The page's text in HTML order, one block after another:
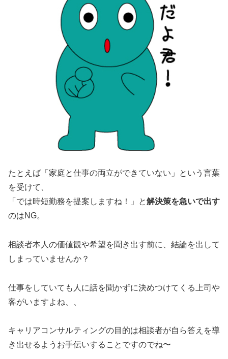
たとえば「家庭と仕事の両立ができていない」という言葉
を受けて、
「では時短勤務を提案しますね！」と解決策を急いで出す
のはNG。
相談者本人の価値観や希望を聞き出す前に、結論を出して
しまっていませんか？
仕事をしていても人に話を聞かずに決めつけてくる上司や
客がいますよね、、
キャリアコンサルティングの目的は相談者が自ら答えを導
き出せるようお手伝いすることですのでね〜